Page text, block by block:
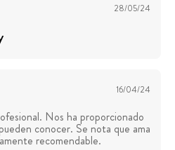
28/05/24
16/04/24
Nos ha proporcionado
conocer. Se nota que ama
recomendable.